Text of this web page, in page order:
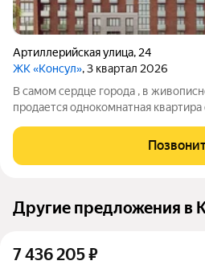
Артиллерийская улица, 24
ЖК «Консул», 3 квартал 2026
В самом сердце города , в
продается однокомнатная
жилого комплекса комфорт-
ЧЕРЕЗ МЕСЯЦ! Автономное
Другие предложения в
7 436 205₽